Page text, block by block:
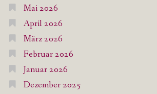
Mai 2026
April 2026
März 2026
Februar 2026
Januar 2026
Dezember 2025